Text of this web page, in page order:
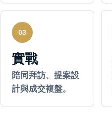
03
實戰
陪同拜訪、提案設
計與成交複盤。